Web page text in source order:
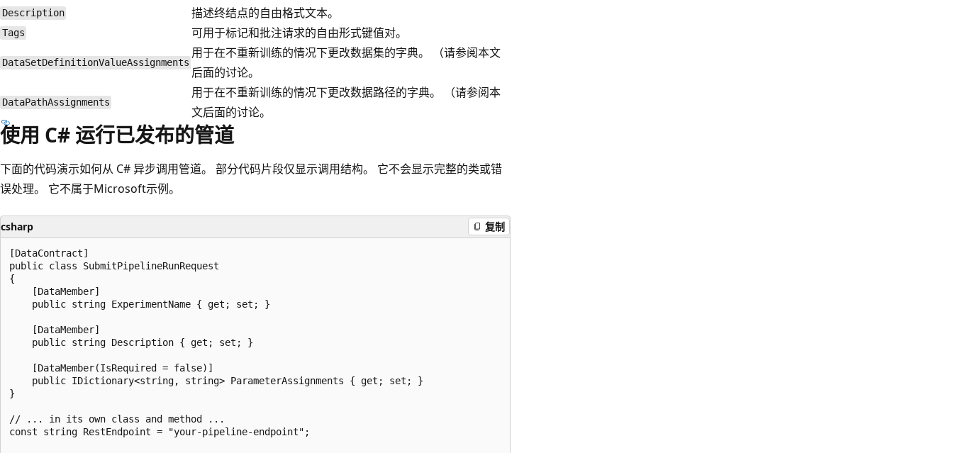
Description 描述终结点的自由格式文本。
Tags 可用于标记和批注请求的自由形式键值对。
DataSetDefinitionValueAssignments
用于在不重新训练的情况下更改数据集的字典。 （请参阅本文
后面的讨论。
DataPathAssignments
用于在不重新训练的情况下更改数据路径的字典。 （请参阅本
文后面的讨论。
使用 C# 运行已发布的管道
下面的代码演示如何从 C# 异步调用管道。 部分代码片段仅显示调用结构。 它不会显示完整的类或错
误处理。 它不属于Microsoft示例。
csharp 复制
[DataContract]
public class SubmitPipelineRunRequest
{
    [DataMember]
    public string ExperimentName { get; set; }
    [DataMember]
    public string Description { get; set; }
    [DataMember(IsRequired = false)]
    public IDictionary<string, string> ParameterAssignments { get; set; }
}
// ... in its own class and method ...
const string RestEndpoint = "your-pipeline-endpoint";